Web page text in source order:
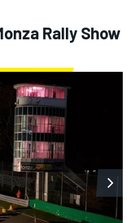
Rally Show